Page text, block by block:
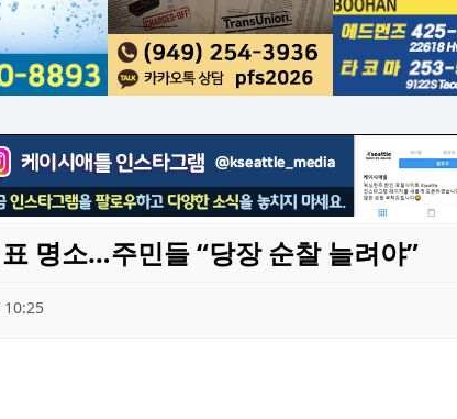
명소…주민들 “당장 순찰 늘려야”